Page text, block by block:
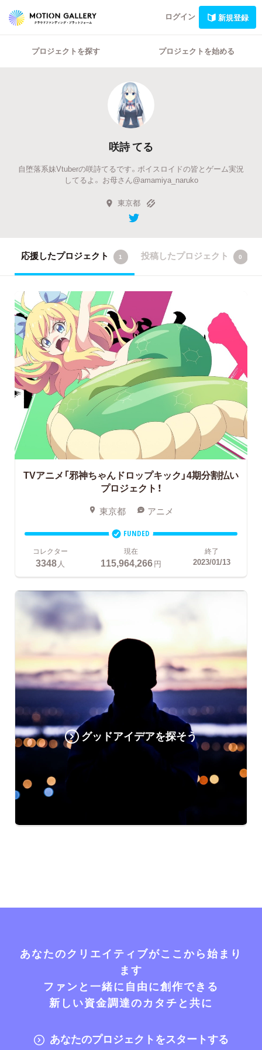
ログイン 新規登録
プロジェクトを探す プロジェクトを始める
咲詩 てる
自堕落系妹Vtuberの咲詩てるです。ボイスロイドの皆とゲーム実況
してるよ。 お母さん@amamiya_naruko
東京都
応援したプロジェクト 1 投稿したプロジェクト 0
TVアニメ「邪神ちゃんドロップキック」4期分割払い
プロジェクト！
東京都 アニメ
FUNDED
コレクター
3348 人
現在
115,964,266円
終了
2023/01/13
グッドアイデアを探そう
あなたのクリエイティブがここから始まり
ます
ファンと一緒に自由に創作できる
新しい資金調達のカタチと共に
あなたのプロジェクトをスタートする